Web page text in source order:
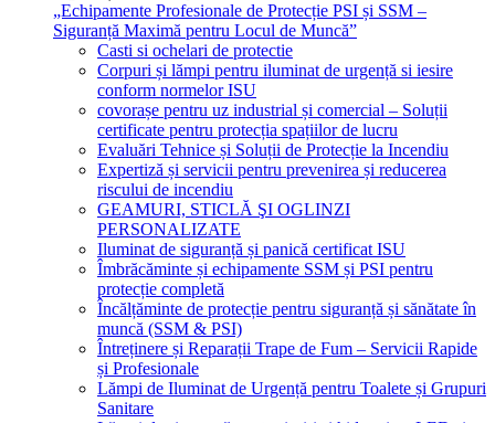
„Echipamente Profesionale de Protecție PSI și SSM –
Siguranță Maximă pentru Locul de Muncă”
Casti si ochelari de protectie
Corpuri și lămpi pentru iluminat de urgență si iesire
conform normelor ISU
covorașe pentru uz industrial și comercial – Soluții
certificate pentru protecția spațiilor de lucru
Evaluări Tehnice și Soluții de Protecție la Incendiu
Expertiză și servicii pentru prevenirea și reducerea
riscului de incendiu
GEAMURI, STICLĂ ŞI OGLINZI
PERSONALIZATE
Iluminat de siguranță și panică certificat ISU
Îmbrăcăminte și echipamente SSM și PSI pentru
protecție completă
Încălțăminte de protecție pentru siguranță și sănătate în
muncă (SSM & PSI)
Întreținere și Reparații Trape de Fum – Servicii Rapide
și Profesionale
Lămpi de Iluminat de Urgență pentru Toalete și Grupuri
Sanitare